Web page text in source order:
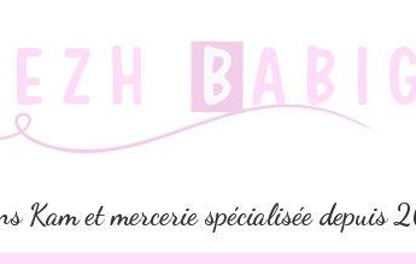
Kam et mercerie spécialisée